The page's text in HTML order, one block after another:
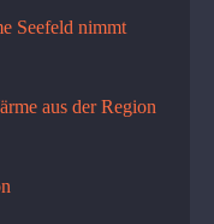
Seefeld nimmt
aus der Region